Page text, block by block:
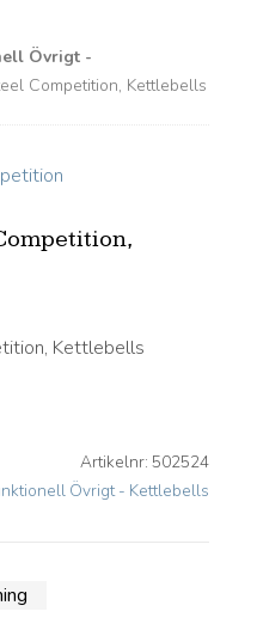
Övrigt -
Competition, Kettlebells
Kettlebells
Artikelnr: 502524
Övrigt - Kettlebells